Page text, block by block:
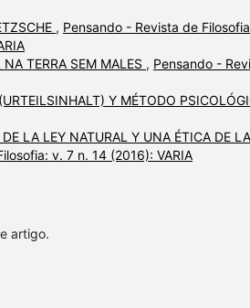
, Pensando - Revista de
TERRA SEM MALES , Pensando -
Y MÉTODO
LA LEY NATURAL Y UNA ÉTICA DE LA
v. 7 n. 14 (2016): VARIA
artigo.